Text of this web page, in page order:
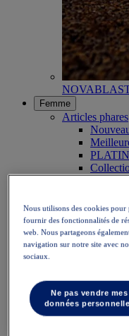
Femme
Articles phares
Running
Trail
Tennis
Volley
Netball
Hauts
Nous utilisons des cookies
fournir des fonctionnalités de
web. Nous partageons
navigation sur notre site avec
sociaux.
Ne pas vendre mes
données